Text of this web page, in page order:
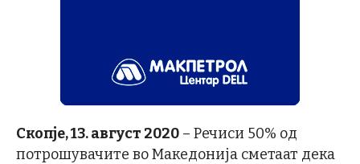
Скопје, 13. август 2020 – Речиси 50% од
потрошувачите во Македонија сметаат дека